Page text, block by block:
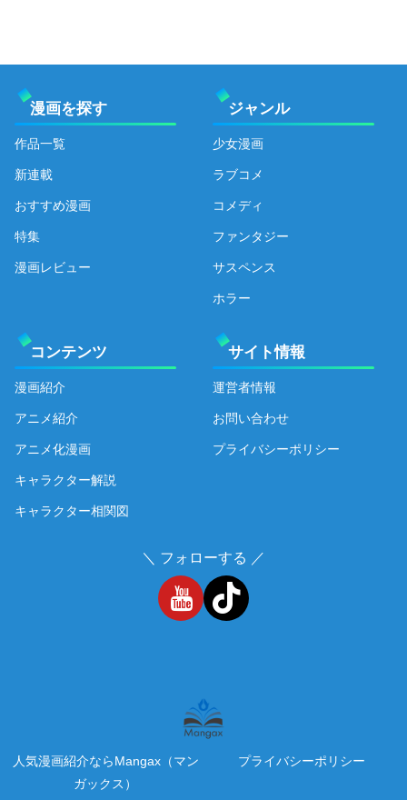
漫画を探す
作品一覧
新連載
おすすめ漫画
特集
漫画レビュー
ジャンル
少女漫画
ラブコメ
コメディ
ファンタジー
サスペンス
ホラー
コンテンツ
漫画紹介
アニメ紹介
アニメ化漫画
キャラクター解説
キャラクター相関図
サイト情報
運営者情報
お問い合わせ
プライバシーポリシー
＼ フォローする ／
人気漫画紹介ならMangax（マン
ガックス）
プライバシーポリシー